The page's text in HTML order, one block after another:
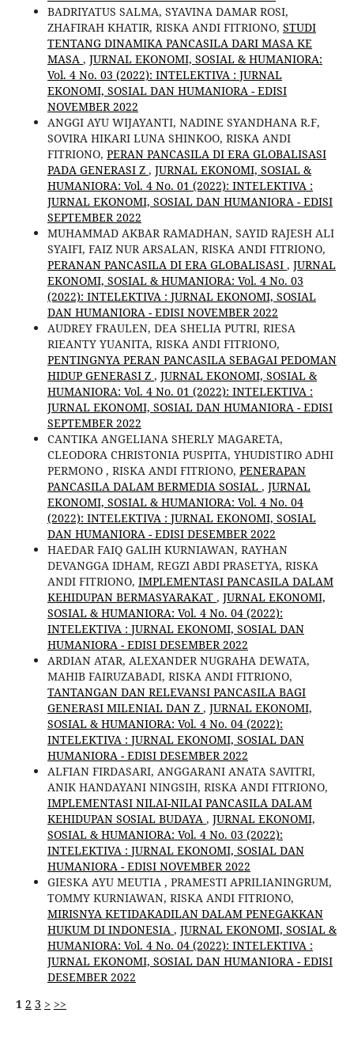
BADRIYATUS SALMA, SYAVINA DAMAR ROSI,
ZHAFIRAH KHATIR, RISKA ANDI FITRIONO, STUDI
TENTANG DINAMIKA PANCASILA DARI MASA KE
MASA , JURNAL EKONOMI, SOSIAL & HUMANIORA:
Vol. 4 No. 03 (2022): INTELEKTIVA : JURNAL
EKONOMI, SOSIAL DAN HUMANIORA - EDISI
NOVEMBER 2022
ANGGI AYU WIJAYANTI, NADINE SYANDHANA R.F,
SOVIRA HIKARI LUNA SHINKOO, RISKA ANDI
FITRIONO, PERAN PANCASILA DI ERA GLOBALISASI
PADA GENERASI Z , JURNAL EKONOMI, SOSIAL &
HUMANIORA: Vol. 4 No. 01 (2022): INTELEKTIVA :
JURNAL EKONOMI, SOSIAL DAN HUMANIORA - EDISI
SEPTEMBER 2022
MUHAMMAD AKBAR RAMADHAN, SAYID RAJESH ALI
SYAIFI, FAIZ NUR ARSALAN, RISKA ANDI FITRIONO,
PERANAN PANCASILA DI ERA GLOBALISASI , JURNAL
EKONOMI, SOSIAL & HUMANIORA: Vol. 4 No. 03
(2022): INTELEKTIVA : JURNAL EKONOMI, SOSIAL
DAN HUMANIORA - EDISI NOVEMBER 2022
AUDREY FRAULEN, DEA SHELIA PUTRI, RIESA
RIEANTY YUANITA, RISKA ANDI FITRIONO,
PENTINGNYA PERAN PANCASILA SEBAGAI PEDOMAN
HIDUP GENERASI Z , JURNAL EKONOMI, SOSIAL &
HUMANIORA: Vol. 4 No. 01 (2022): INTELEKTIVA :
JURNAL EKONOMI, SOSIAL DAN HUMANIORA - EDISI
SEPTEMBER 2022
CANTIKA ANGELIANA SHERLY MAGARETA,
CLEODORA CHRISTONIA PUSPITA, YHUDISTIRO ADHI
PERMONO , RISKA ANDI FITRIONO, PENERAPAN
PANCASILA DALAM BERMEDIA SOSIAL , JURNAL
EKONOMI, SOSIAL & HUMANIORA: Vol. 4 No. 04
(2022): INTELEKTIVA : JURNAL EKONOMI, SOSIAL
DAN HUMANIORA - EDISI DESEMBER 2022
HAEDAR FAIQ GALIH KURNIAWAN, RAYHAN
DEVANGGA IDHAM, REGZI ABDI PRASETYA, RISKA
ANDI FITRIONO, IMPLEMENTASI PANCASILA DALAM
KEHIDUPAN BERMASYARAKAT , JURNAL EKONOMI,
SOSIAL & HUMANIORA: Vol. 4 No. 04 (2022):
INTELEKTIVA : JURNAL EKONOMI, SOSIAL DAN
HUMANIORA - EDISI DESEMBER 2022
ARDIAN ATAR, ALEXANDER NUGRAHA DEWATA,
MAHIB FAIRUZABADI, RISKA ANDI FITRIONO,
TANTANGAN DAN RELEVANSI PANCASILA BAGI
GENERASI MILENIAL DAN Z , JURNAL EKONOMI,
SOSIAL & HUMANIORA: Vol. 4 No. 04 (2022):
INTELEKTIVA : JURNAL EKONOMI, SOSIAL DAN
HUMANIORA - EDISI DESEMBER 2022
ALFIAN FIRDASARI, ANGGARANI ANATA SAVITRI,
ANIK HANDAYANI NINGSIH, RISKA ANDI FITRIONO,
IMPLEMENTASI NILAI-NILAI PANCASILA DALAM
KEHIDUPAN SOSIAL BUDAYA , JURNAL EKONOMI,
SOSIAL & HUMANIORA: Vol. 4 No. 03 (2022):
INTELEKTIVA : JURNAL EKONOMI, SOSIAL DAN
HUMANIORA - EDISI NOVEMBER 2022
GIESKA AYU MEUTIA , PRAMESTI APRILIANINGRUM,
TOMMY KURNIAWAN, RISKA ANDI FITRIONO,
MIRISNYA KETIDAKADILAN DALAM PENEGAKKAN
HUKUM DI INDONESIA , JURNAL EKONOMI, SOSIAL &
HUMANIORA: Vol. 4 No. 04 (2022): INTELEKTIVA :
JURNAL EKONOMI, SOSIAL DAN HUMANIORA - EDISI
DESEMBER 2022
1 2 3 > >>